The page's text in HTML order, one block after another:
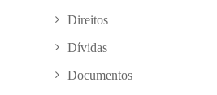
Direitos
Dívidas
Documentos